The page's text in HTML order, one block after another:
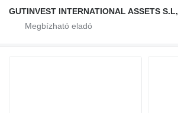
GUTINVEST INTERNATIONAL ASSETS S.L,